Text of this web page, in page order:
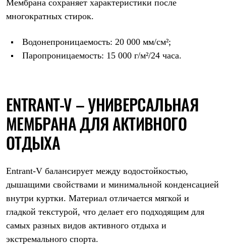
Уход за обувью
Головные уборы
Балаклавы и маски
Панамы
Перчатки и рукавицы
Перчатки
Рукавицы
Носки
Полезные аксессуары
Брелки
Шевроны
Опушки
Уход за одеждой
В Арктику
PEAK
ЗА ПОЛЯРНЫМ КРУГОМ
Мембрана сохраняет характеристики после
многократных стирок.
Водонепроницаемость: 20 000 мм/см²;
Паропроницаемость: 15 000 г/м²/24 часа.
ENTRANT-V – УНИВЕРСАЛЬНАЯ
МЕМБРАНА ДЛЯ АКТИВНОГО
ОТДЫХА
Entrant-V балансирует между водостойкостью,
дышащими свойствами и минимальной конденсацией
внутри куртки. Материал отличается мягкой и
гладкой текстурой, что делает его подходящим для
самых разных видов активного отдыха и
экстремального спорта.